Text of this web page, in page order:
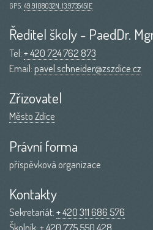
GPS: 49.9108032N, 13.9735451E
Ředitel školy - PaedDr.
Tel:+ 420 724 762 873
Email:pavel.schneider@zszdice.cz
Zřizovatel
Město Zdice
Právní forma
příspěvková organizace
Kontakty
Sekretariát:+ 420 311 686 576